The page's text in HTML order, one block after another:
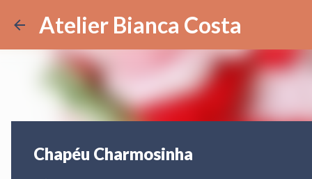
Atelier Bianca Costa
Chapéu Charmosinha